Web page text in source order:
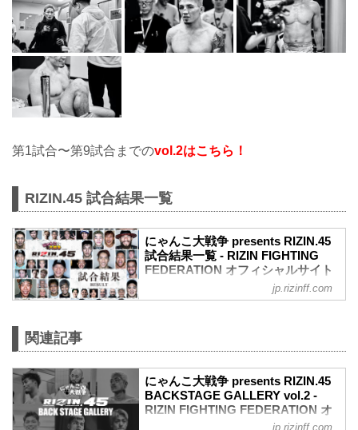
第1試合〜第9試合までのvol.2はこちら！
RIZIN.45 試合結果一覧
にゃんこ大戦争 presents RIZIN.45
試合結果一覧 - RIZIN FIGHTING
FEDERATION オフィシャルサイト
第17試合 ／フライ級タイトルマッチ 堀口
（WIN）堀口恭司 vs. 神龍誠（LOSE）
2R 3分44秒 SUB（タップアウト：リアネ
イキッドチョーク）
≫ 試合結果詳細
第16試合／バンタム級タイトルマッチ フ
アン・アーチュレッタ vs. 朝倉海
jp.rizinff.com
関連記事
にゃんこ大戦争 presents RIZIN.45
BACKSTAGE GALLERY vol.2 -
RIZIN FIGHTING FEDERATION オ
jp.rizinff.com